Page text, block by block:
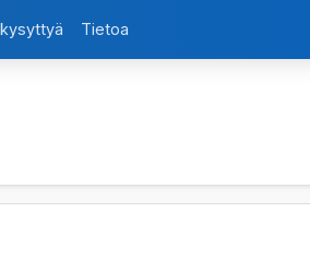
Tietoa